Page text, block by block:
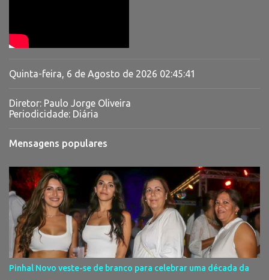
Quinta-feira, 6 de Agosto de 2026 02:45:41
Diretor: Paulo Jorge Oliveira
Periodicidade: Diária
Mensagens populares
Pinhal Novo veste-se de branco para celebrar uma década da